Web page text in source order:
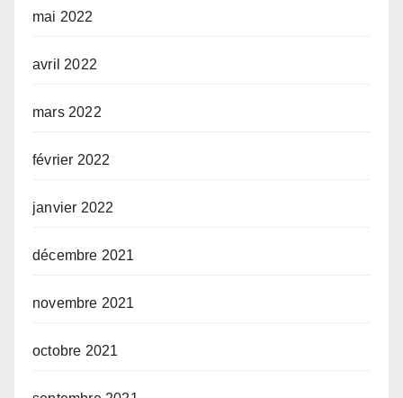
mai 2022
avril 2022
mars 2022
février 2022
janvier 2022
décembre 2021
novembre 2021
octobre 2021